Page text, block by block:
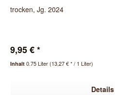
trocken, Jg. 2024
9,95 € *
Inhalt0.75 Liter(13,27 € * / 1 Liter)
Details